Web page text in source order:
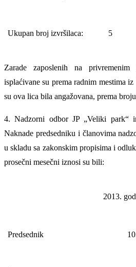
Ukupan broj izvršilaca: 5
Zarade zaposlenih na
isplaćivane su prema radnim mestima
su ova lica bila angažovana, prema
4. Nadzorni odbor JP „Veliki park“
Naknade predsedniku i članovima
u skladu sa zakonskim propisima i
prosečni mesečni iznosi su bili:
2013.
Predsednik